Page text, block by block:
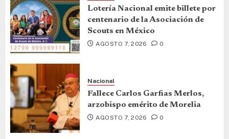
Lotería Nacional emite billete por
centenario de la Asociación de
Scouts en México
AGOSTO 7, 2026 0
Nacional
Fallece Carlos Garfias Merlos,
arzobispo emérito de Morelia
AGOSTO 7, 2026 0